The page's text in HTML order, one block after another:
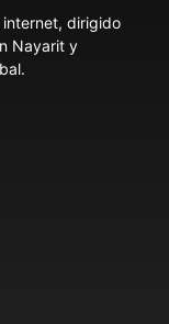
dirigido
Nayarit y